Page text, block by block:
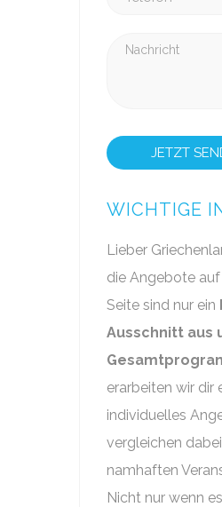
WICHTIGE
Lieber
die Angebote
Seite sind nur ein
Ausschnitt aus
erarbeiten wir dir
individuelles
vergleichen
namhaften
Nicht nur wenn